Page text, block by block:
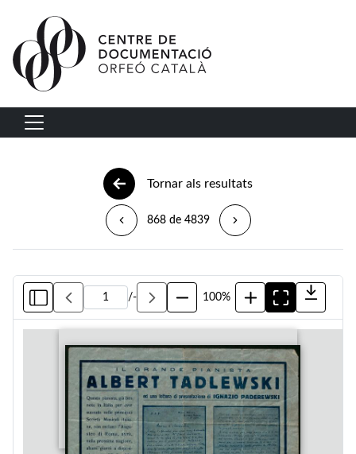
Vés al contingut
Navegació principal
Tornar als resultats
868 de 4839
/- 100%